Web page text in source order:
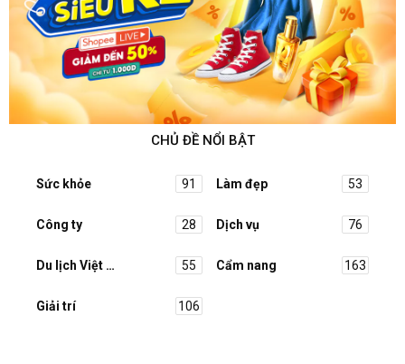
CHỦ ĐỀ NỔI BẬT
Sức khỏe 91 Làm đẹp 53
Công ty 28 Dịch vụ 76
Du lịch Việt Nam 55 Cẩm nang 163
Giải trí 106